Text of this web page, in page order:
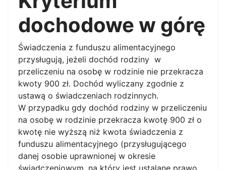
dochodowe w górę
Świadczenia z funduszu alimentacyjnego
przysługują, jeżeli dochód rodziny w
przeliczeniu na osobę w rodzinie nie przekracza
kwoty 900 zł. Dochód wyliczany zgodnie z
ustawą o świadczeniach rodzinnych.
W przypadku gdy dochód rodziny w przeliczeniu
na osobę w rodzinie przekracza kwotę 900 zł o
kwotę nie wyższą niż kwota świadczenia z
funduszu alimentacyjnego (przysługującego
danej osobie uprawnionej w okresie
świadczeniowym, na który jest ustalane prawo